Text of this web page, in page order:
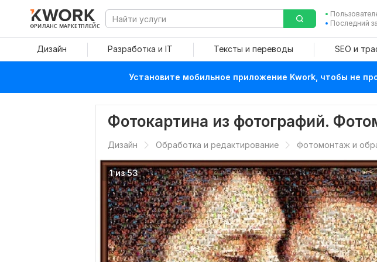
ФРИЛАНС МАРКЕТПЛЕЙС
Последний
Дизайн Разработка и IT Тексты и переводы SEO и
Установите мобильное приложение Kwork, чтобы не
Фотокартина из фотографий.
Дизайн Обработка и редактирование Фотомонтаж и
1 из 53